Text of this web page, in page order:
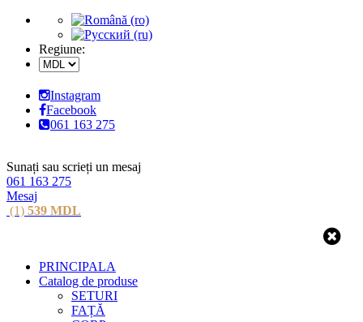
Regiune:
Instagram
Facebook
061 163 275
Sunați sau scrieți un mesaj
061 163 275
Mesaj
(1) 539 MDL
PRINCIPALA
Catalog de produse
SETURI
FAȚĂ